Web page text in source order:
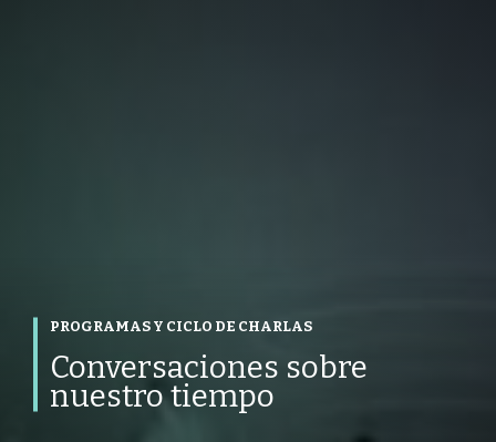
PROGRAMAS Y CICLO DE CHARLAS
Conversaciones sobre
nuestro tiempo